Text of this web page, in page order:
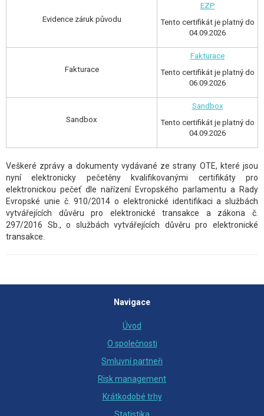
Evidence záruk původu
EZP
Tento certifikát je platný do
04.09.2026
Fakturace
Fakturace
Tento certifikát je platný do
06.09.2026
Sandbox
Sandbox
Tento certifikát je platný do
04.09.2026
Veškeré zprávy a dokumenty vydávané ze strany OTE, které jsou
nyní elektronicky pečetěny kvalifikovanými certifikáty pro
elektronickou pečeť dle nařízení Evropského parlamentu a Rady
Evropské unie č. 910/2014 o elektronické identifikaci a službách
vytvářejících důvěru pro elektronické transakce a zákona č.
297/2016 Sb., o službách vytvářejících důvěru pro elektronické
transakce.
Navigace
Úvod
O společnosti
Smluvní partneři
Risk management
Krátkodobé trhy